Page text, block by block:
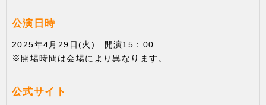
公演日時
2025年4月29日(火) 開演15：00
※開場時間は会場により異なります。
公式サイト